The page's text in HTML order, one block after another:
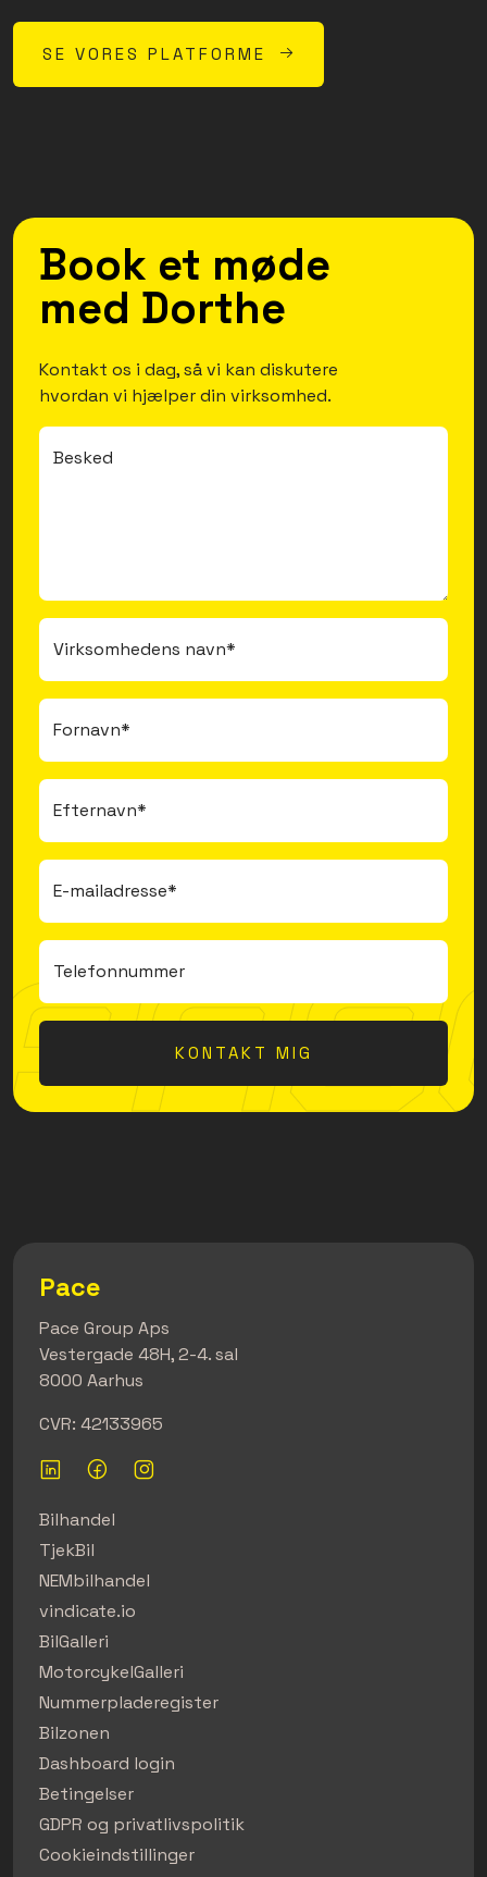
SE VORES PLATFORME
Book et møde
med Dorthe
Kontakt os i dag, så vi kan diskutere
hvordan vi hjælper din virksomhed.
Besked
Virksomhedens navn*
Fornavn*
Efternavn*
E-mailadresse*
Telefonnummer
KONTAKT MIG
Pace
Pace Group Aps
Vestergade 48H, 2-4. sal
8000 Aarhus
CVR: 42133965
Bilhandel
TjekBil
NEMbilhandel
vindicate.io
BilGalleri
MotorcykelGalleri
Nummerpladeregister
Bilzonen
Dashboard login
Betingelser
GDPR og privatlivspolitik
Cookieindstillinger